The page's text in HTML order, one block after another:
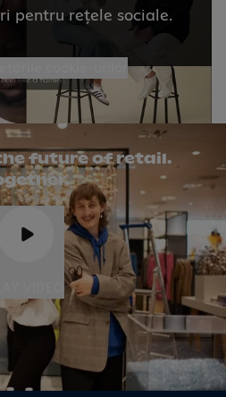
future of retail.
VIDEO
pentru rețele sociale.